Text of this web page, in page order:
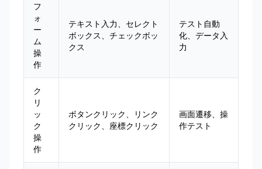
フ
ォ
ー
ム
操
作
テキスト入力、セレクト
ボックス、チェックボッ
クス
テスト自動
化、データ入
力
ク
リ
ッ
ク
操
作
ボタンクリック、リンク
クリック、座標クリック
画面遷移、操
作テスト